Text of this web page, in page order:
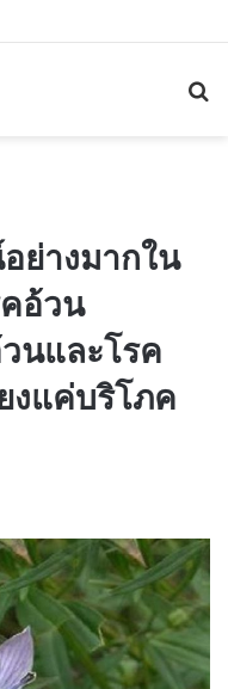
en plein essor
ย่างมากใน
อ้วน
นและโรค
งแค่บริโภค